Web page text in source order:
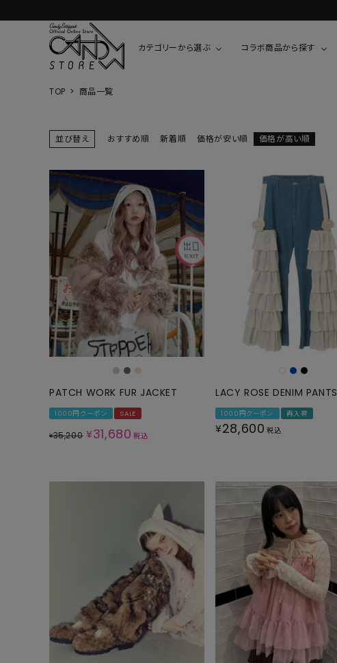
カテゴリーから選ぶ
ALL
CUTSEW
SWEAT
KNIT
CARDIGAN
OTHER
ALL
BLOUSES
ONE PIECE
ALL
ONE PIECE
PANTS
SHORT PANTS
SALOPETTE
ALL
コラボ商品から探す
COOKIE BOY
チャーミーキティ
ウサハナ
クレヨンしんちゃん
HELLO KITTY
TOP 商品一覧
並び替え おすすめ順 新着順 価格が安い順 価格が高い順
PATCH WORK FUR JACKET
1000円クーポン SALE
¥35,200 ¥31,680 税込
LACY ROSE DENIM PANTS
1000円クーポン 再入荷
¥28,600 税込